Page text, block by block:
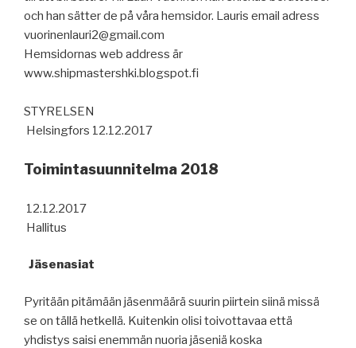
och han sätter de på våra hemsidor. Lauris email adress
vuorinenlauri2@gmail.com
Hemsidornas web address är
www.shipmastershki.blogspot.fi
STYRELSEN
Helsingfors 12.12.2017
Toimintasuunnitelma 2018
12.12.2017
Hallitus
Jäsenasiat
Pyritään pitämään jäsenmäärä suurin piirtein siinä missä
se on tällä hetkellä. Kuitenkin olisi toivottavaa että
yhdistys saisi enemmän nuoria jäseniä koska